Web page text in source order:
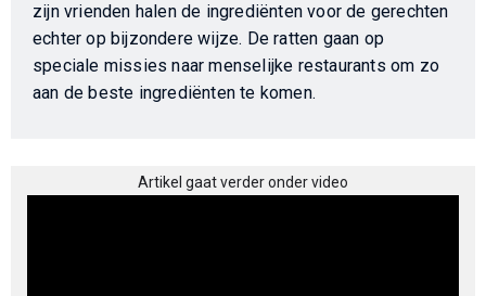
zijn vrienden halen de ingrediënten voor de gerechten
echter op bijzondere wijze. De ratten gaan op
speciale missies naar menselijke restaurants om zo
aan de beste ingrediënten te komen.
Artikel gaat verder onder video